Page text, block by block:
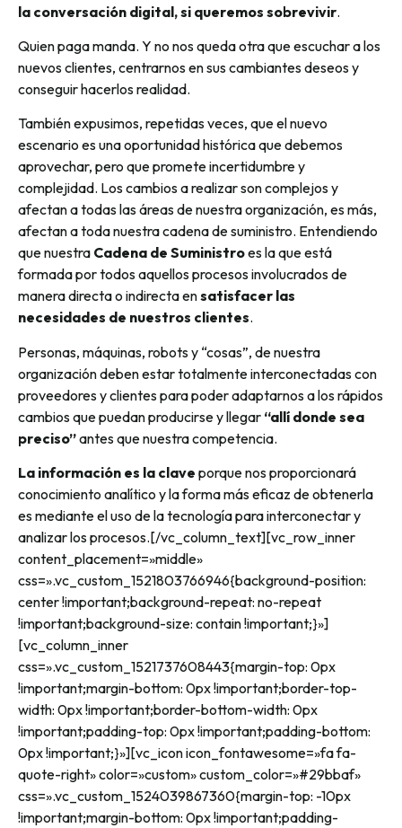
la conversación digital, si queremos sobrevivir.
Quien paga manda. Y no nos queda otra que escuchar a los
nuevos clientes, centrarnos en sus cambiantes deseos y
conseguir hacerlos realidad.
También expusimos, repetidas veces, que el nuevo
escenario es una oportunidad histórica que debemos
aprovechar, pero que promete incertidumbre y
complejidad. Los cambios a realizar son complejos y
afectan a todas las áreas de nuestra organización, es más,
afectan a toda nuestra cadena de suministro. Entendiendo
que nuestra Cadena de Suministroes la que está
formada por todos aquellos procesos involucrados de
manera directa o indirecta ensatisfacer las
necesidades de nuestros clientes.
Personas, máquinas, robots y “cosas”, de nuestra
organización deben estar totalmente interconectadas con
proveedores y clientes para poder adaptarnos a los rápidos
cambios que puedan producirse y llegar “allí donde sea
preciso”antes que nuestra competencia.
La información es la clave porque nos proporcionará
conocimiento analítico y la forma más eficaz de obtenerla
es mediante el uso de la tecnología para interconectar y
analizar los procesos.[/vc_column_text][vc_row_inner
content_placement=»middle»
css=».vc_custom_1521803766946{background-position:
center !important;background-repeat: no-repeat
!important;background-size: contain !important;}»]
[vc_column_inner
css=».vc_custom_1521737608443{margin-top: 0px
!important;margin-bottom: 0px !important;border-top-
width: 0px !important;border-bottom-width: 0px
!important;padding-top: 0px !important;padding-bottom:
0px !important;}»][vc_icon icon_fontawesome=»fa fa-
quote-right» color=»custom» custom_color=»#29bbaf»
css=».vc_custom_1524039867360{margin-top: -10px
!important;margin-bottom: 0px !important;padding-